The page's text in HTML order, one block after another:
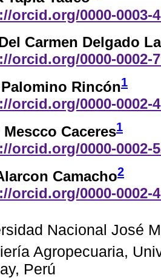
orcid.org/0000-0003-
Carmen Delgado
orcid.org/0000-0002-
Rincón1
orcid.org/0000-0002-
Caceres1
orcid.org/0000-0002-
Camacho2
orcid.org/0000-0002-
Nacional José
Agropecuaria,
Perú